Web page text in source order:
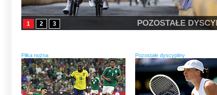
POZOSTAŁE
1 2 3
Piłka nożna Pozostałe dyscypliny